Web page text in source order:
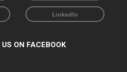
LinkedIn
ON FACEBOOK